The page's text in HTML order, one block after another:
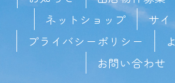
ネットショップ
サイ
プライバシーポリシー
お問い合わせ